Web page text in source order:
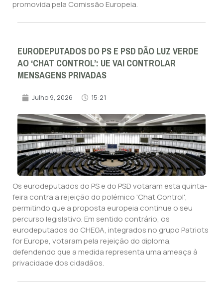
promovida pela Comissão Europeia.
EURODEPUTADOS DO PS E PSD DÃO LUZ VERDE
AO ‘CHAT CONTROL’: UE VAI CONTROLAR
MENSAGENS PRIVADAS
Julho 9, 2026 15:21
Os eurodeputados do PS e do PSD votaram esta quinta-
feira contra a rejeição do polémico 'Chat Control',
permitindo que a proposta europeia continue o seu
percurso legislativo. Em sentido contrário, os
eurodeputados do CHEGA, integrados no grupo Patriots
for Europe, votaram pela rejeição do diploma,
defendendo que a medida representa uma ameaça à
privacidade dos cidadãos.